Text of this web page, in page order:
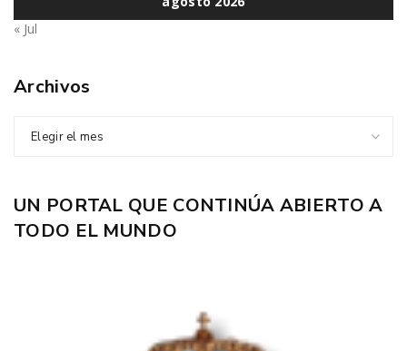
« Jul
Archivos
Elegir el mes
UN PORTAL QUE CONTINÚA ABIERTO A
TODO EL MUNDO